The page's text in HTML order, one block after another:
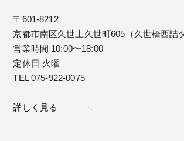
〒601-8212
京都市南区久世上久世町605（久世橋西詰
営業時間 10:00〜18:00
定休日 火曜
TEL 075-922-0075
詳しく見る